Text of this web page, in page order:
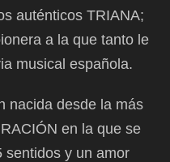
auténticos TRIANA;
a la que tanto le
musical española.
nacida desde la más
en la que se
sentidos y un amor